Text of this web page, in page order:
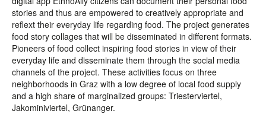
stories and thus are empowered to creatively appropriate and
reflext their everyday life regarding food. The project generates
food story collages that will be disseminated in different formats.
Pioneers of food collect inspiring food stories in view of their
everyday life and disseminate them through the social media
channels of the project. These activities focus on three
neighborhoods in Graz with a low degree of local food supply
and a high share of marginalized groups: Triesterviertel,
Jakominiviertel, Grünanger.